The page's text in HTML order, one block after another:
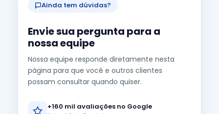
Ainda tem dúvidas?
Envie sua pergunta para a
nossa equipe
Nossa equipe responde diretamente nesta
página para que você e outros clientes
possam consultar quando quiser.
+160 mil avaliações no Google